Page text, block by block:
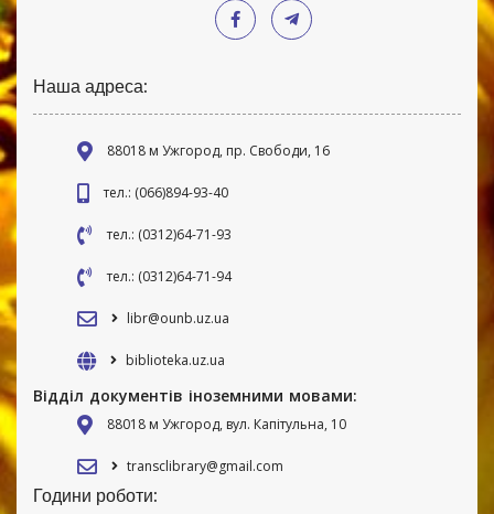
Наша адреса:
88018 м Ужгород, пр. Свободи, 16
тел.: (066)894-93-40
тел.: (0312)64-71-93
тел.: (0312)64-71-94
libr@ounb.uz.ua
biblioteka.uz.ua
Відділ документів іноземними мовами:
88018 м Ужгород, вул. Капітульна, 10
transclibrary@gmail.com
Години роботи: